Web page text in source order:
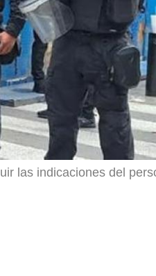
las indicaciones del